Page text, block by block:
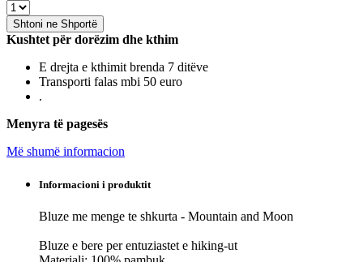
Shtoni ne Shportë
Kushtet për dorëzim dhe kthim
E drejta e kthimit brenda 7 ditëve
Transporti falas mbi 50 euro
.
Menyra të pagesës
Më shumë informacion
Informacioni i produktit
Bluze me menge te shkurta - Mountain and Moon
Bluze e bere per entuziastet e hiking-ut